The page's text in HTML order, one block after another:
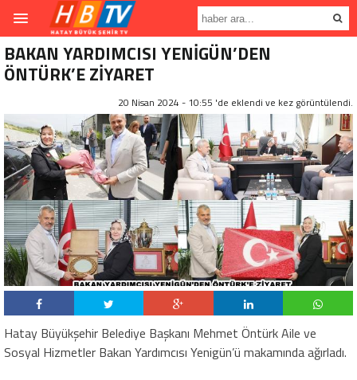
BAKAN YARDIMCISI YENİGÜN’DEN
ÖNTÜRK’E ZİYARET
20 Nisan 2024 - 10:55 'de eklendi ve kez görüntülendi.
Hatay Büyükşehir Belediye Başkanı Mehmet Öntürk Aile ve
Sosyal Hizmetler Bakan Yardımcısı Yenigün’ü makamında ağırladı.